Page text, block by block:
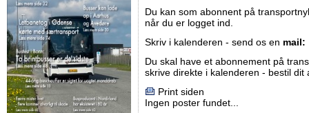
Du kan som abonnent på
når du er logget ind.
Skriv i kalenderen - send os en mail:
Du skal have et abonnement på
skrive direkte i kalenderen - bestil dit
Print siden
Ingen poster fundet...